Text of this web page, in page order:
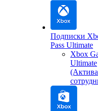
Подписки
Pass Ultimate
Xbox
Ultimate